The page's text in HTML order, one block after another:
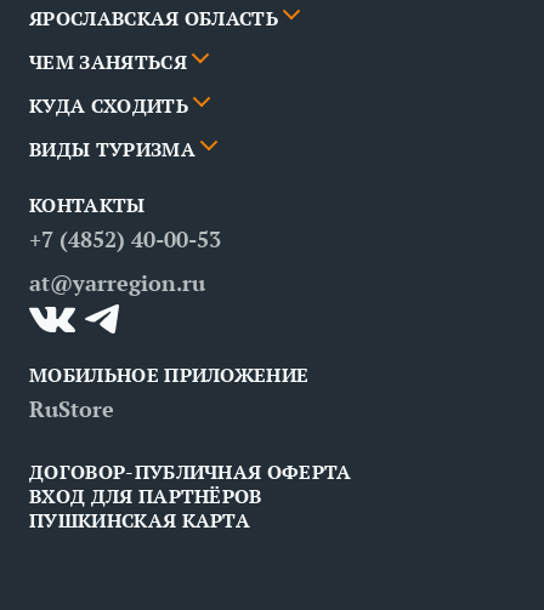
ЯРОСЛАВСКАЯ ОБЛАСТЬ
Города
Новости
Партнёры
Вопрос — ответ
Контакты
ЧЕМ ЗАНЯТЬСЯ
События
Маршруты
Места
КУДА СХОДИТЬ
События
Рестораны
ВИДЫ ТУРИЗМА
Деловой туризм
Медицинский туризм
Инклюзивный туризм
КОНТАКТЫ
+7 (4852) 40-00-53
at@yarregion.ru
МОБИЛЬНОЕ ПРИЛОЖЕНИЕ
RuStore
ДОГОВОР-ПУБЛИЧНАЯ ОФЕРТА
ВХОД ДЛЯ ПАРТНЁРОВ
ПУШКИНСКАЯ КАРТА